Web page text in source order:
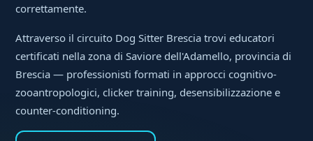
correttamente.
Attraverso il circuito Dog Sitter Brescia trovi educatori
certificati nella zona di Saviore dell'Adamello, provincia di
Brescia — professionisti formati in approcci cognitivo-
zooantropologici, clicker training, desensibilizzazione e
counter-conditioning.